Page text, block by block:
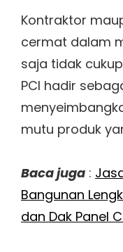
Kontraktor
cermat dalam
saja tidak
PCI hadir
mutu produk
Baca juga :
Bangunan
dan Dak Panel